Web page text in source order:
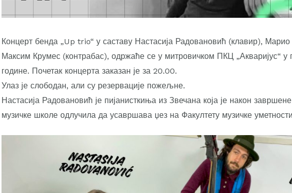
Концерт бенда „Up trio“ у саставу Настасија Радовановић (клавир),
Максим Крумес (контрабас), одржаће се у митровичком ПКЦ „Акваријус“ у
године. Почетак концерта заказан је за 20.00.
Улаз је слободан, али су резервације пожељне.
Настасија Радовановић је пијанисткиња из Звечана која је након
музичке школе одлучила да усавршава џез на Факултету музичке